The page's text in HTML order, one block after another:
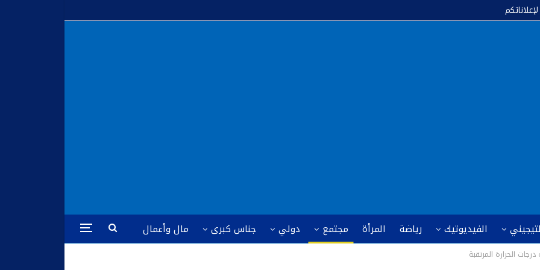
لإعلاناتكم
الفيديوتيك رياضة المرأة مجتمع دولي جناس كبرى
مال وأعمال
الحرارة المرتقبة